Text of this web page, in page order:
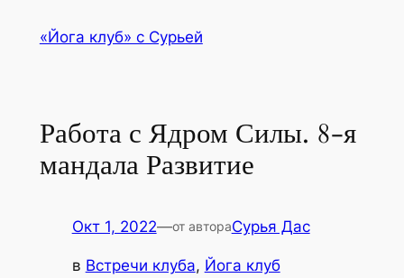
«Йога клуб» с Сурьей
Работа с Ядром Силы. 8‑я
мандала Развитие
Окт 1, 2022—от автораСурья Дас
в Встречи клуба, Йога клуб